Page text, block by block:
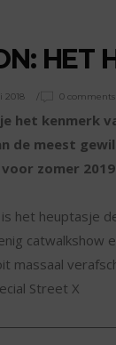
HET
2018 0 comments
het kenmerk
de meest
zomer
is het heuptasje
catwalkshow
massaal
Street X